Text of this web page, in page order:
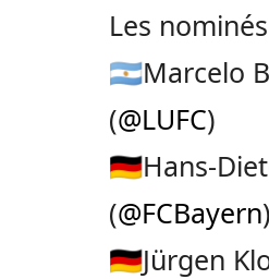
Les
🇦🇷Marcelo
(@LUFC)
🇩🇪Hans-
(@FCBayern)
🇩🇪Jürgen